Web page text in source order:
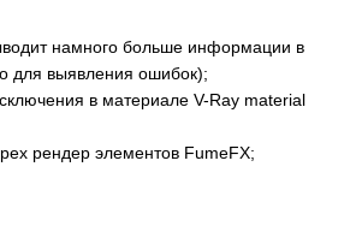
намного больше информации в
для выявления ошибок);
в материале V-Ray material
рендер элементов FumeFX;